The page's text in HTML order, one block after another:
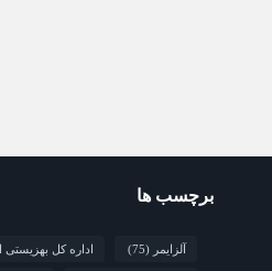
برچسب ها
آلزایمر (75) اداره کل بهزیستی